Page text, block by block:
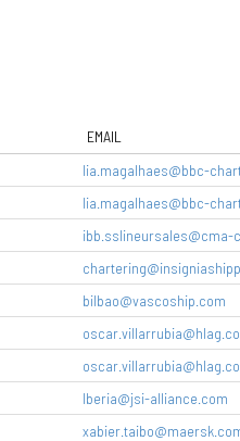
EMAIL
lia.magalhaes@bbc-
lia.magalhaes@bbc-
ibb.sslineursales@cma-
bilbao@vascoship.com
Iberia@jsi-alliance.com